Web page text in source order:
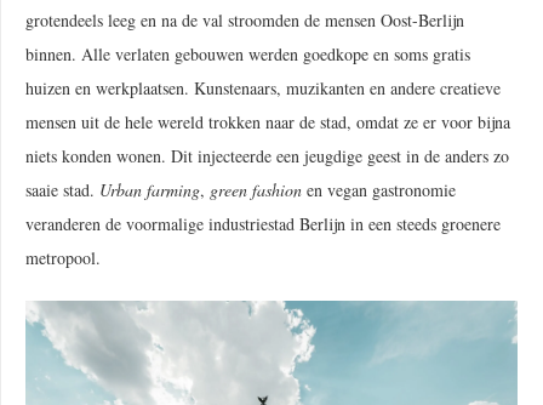
grotendeels leeg en na de val stroomden de mensen Oost-Berlijn
binnen. Alle verlaten gebouwen werden goedkope en soms gratis
huizen en werkplaatsen. Kunstenaars, muzikanten en andere creatieve
mensen uit de hele wereld trokken naar de stad, omdat ze er voor bijna
niets konden wonen. Dit injecteerde een jeugdige geest in de anders zo
saaie stad. Urban farming, green fashion en vegan gastronomie
veranderen de voormalige industriestad Berlijn in een steeds groenere
metropool.